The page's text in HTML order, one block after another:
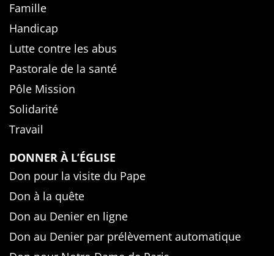
Famille
Handicap
Lutte contre les abus
Pastorale de la santé
Pôle Mission
Solidarité
Travail
DONNER À L’ÉGLISE
Don pour la visite du Pape
Don à la quête
Don au Denier en ligne
Don au Denier par prélèvement automatique